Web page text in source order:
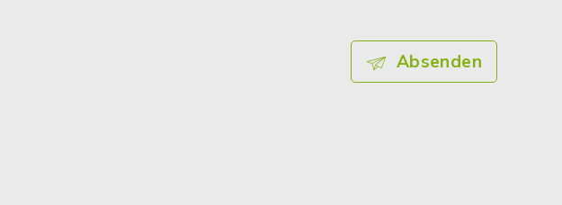
Absenden